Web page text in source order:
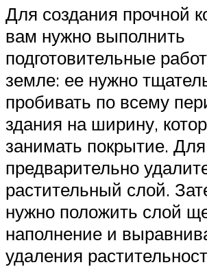
Для создания прочной
вам нужно выполнить
подготовительные
земле: ее нужно
пробивать по всему
здания на ширину,
занимать покрытие. Для
предварительно
растительный слой.
нужно положить слой
наполнение и
удаления